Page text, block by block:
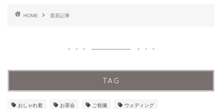
HOME 最新記事
TAG
おしゃれ着 お茶会 ご祝儀 ウェディング